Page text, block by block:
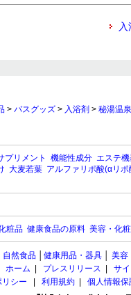
> バスグッズ > 入浴剤 > 秘湯温
プリメント 機能性成分 エステ
大麦若葉 アルファリポ酸(αリポ
粧品 健康食品の原料 美容・化
自然食品 健康用品・器具 美容
ホーム
プレスリリース
サ
シー
利用規約 個人情報